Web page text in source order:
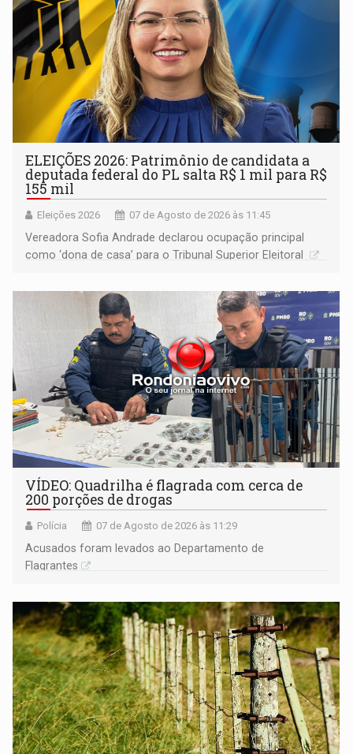
ELEIÇÕES 2026: Patrimônio de candidata a
deputada federal do PL salta R$ 1 mil para R$
155 mil
Eleições 2026 07 de Agosto de 2026 às 11:45
Vereadora Sofia Andrade declarou ocupação principal
como ‘dona de casa’ para o Tribunal Superior Eleitoral
VÍDEO: Quadrilha é flagrada com cerca de
200 porções de drogas
Polícia 07 de Agosto de 2026 às 11:29
Acusados foram levados ao Departamento de
Flagrantes